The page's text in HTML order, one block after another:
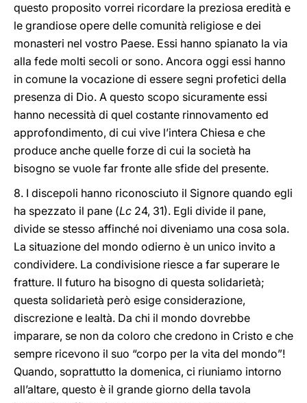
questo proposito vorrei ricordare la preziosa eredità e
le grandiose opere delle comunità religiose e dei
monasteri nel vostro Paese. Essi hanno spianato la via
alla fede molti secoli or sono. Ancora oggi essi hanno
in comune la vocazione di essere segni profetici della
presenza di Dio. A questo scopo sicuramente essi
hanno necessità di quel costante rinnovamento ed
approfondimento, di cui vive l’intera Chiesa e che
produce anche quelle forze di cui la società ha
bisogno se vuole far fronte alle sfide del presente.
8. I discepoli hanno riconosciuto il Signore quando egli
ha spezzato il pane (Lc 24, 31). Egli divide il pane,
divide se stesso affinché noi diveniamo una cosa sola.
La situazione del mondo odierno è un unico invito a
condividere. La condivisione riesce a far superare le
fratture. Il futuro ha bisogno di questa solidarietà;
questa solidarietà però esige considerazione,
discrezione e lealtà. Da chi il mondo dovrebbe
imparare, se non da coloro che credono in Cristo e che
sempre ricevono il suo “corpo per la vita del mondo”!
Quando, soprattutto la domenica, ci riuniamo intorno
all’altare, questo è il grande giorno della tavola